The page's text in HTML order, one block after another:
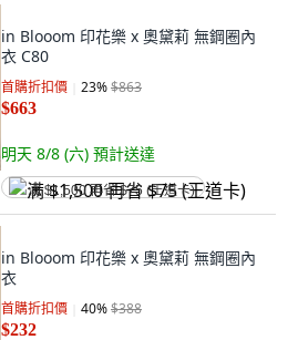
in Blooom 印花樂 x 奧黛莉 無鋼圈內
衣 C80
首購折扣價 23%$863
$663
明天 8/8 (六) 預計送達
满 $1,500 再省 $75 (王道卡)
in Blooom 印花樂 x 奧黛莉 無鋼圈內
衣
首購折扣價 40%$388
$232